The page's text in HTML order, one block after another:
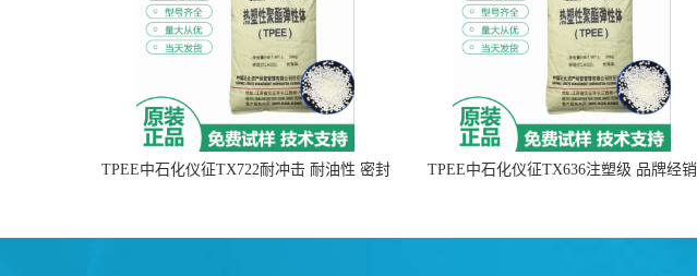
TPEE中石化仪征TX722耐冲击 耐油性 密封
TPEE中石化仪征TX636注塑级 品牌经销